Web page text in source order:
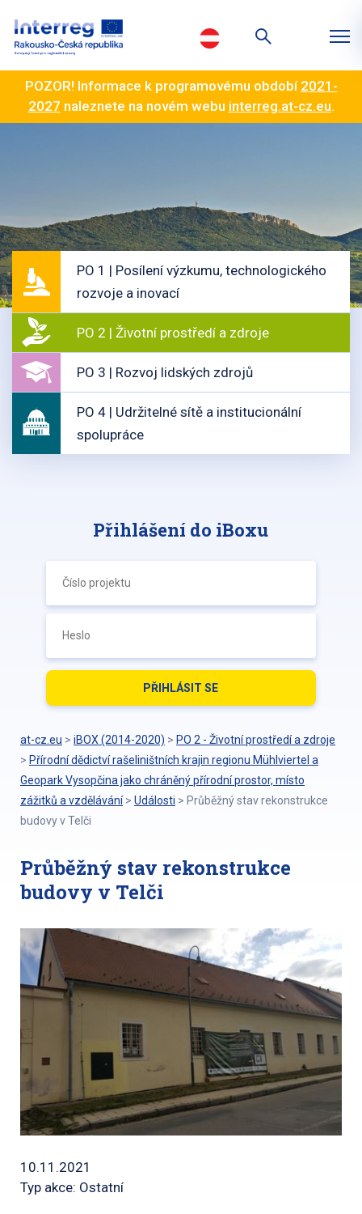
POZOR! Informace k programovému období 2021-
2027 naleznete na novém webu interreg.at-cz.eu.
PO 1 | Posílení výzkumu, technologického
rozvoje a inovací
PO 2 | Životní prostředí a zdroje
PO 3 | Rozvoj lidských zdrojů
PO 4 | Udržitelné sítě a institucionální
spolupráce
Přihlášení do iBoxu
at-cz.eu > iBOX (2014-2020) > PO 2 - Životní prostředí a zdroje
> Přírodní dědictví rašeliništních krajin regionu Mühlviertel a
Geopark Vysopčina jako chráněný přírodní prostor, místo
zážitků a vzdělávání > Události > Průběžný stav rekonstrukce
budovy v Telči
Průběžný stav rekonstrukce
budovy v Telči
10.11.2021
Typ akce: Ostatní